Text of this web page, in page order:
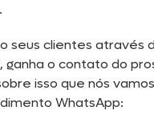
seus clientes através
o contato do
isso que nós
WhatsApp: